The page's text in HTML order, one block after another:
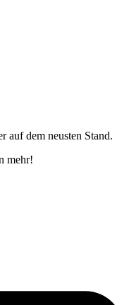
auf dem neusten Stand.
mehr!